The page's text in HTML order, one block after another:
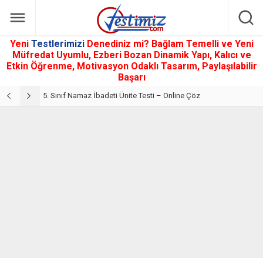
Yeni Testlerimizi Denediniz mi? Bağlam Temelli ve Yeni
Müfredat Uyumlu, Ezberi Bozan Dinamik Yapı, Kalıcı ve
Etkin Öğrenme, Motivasyon Odaklı Tasarım, Paylaşılabilir
Başarı
5. Sınıf Namaz İbadeti Ünite Testi – Online Çöz